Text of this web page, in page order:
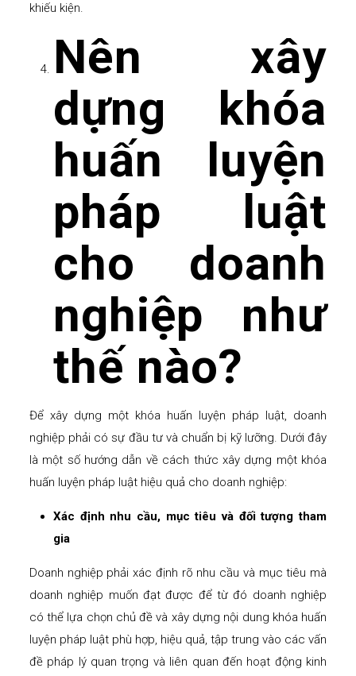
khiếu kiện.
Nên xây
dựng khóa
huấn luyện
pháp luật
cho doanh
nghiệp như
thế nào?
Để xây dựng một khóa huấn luyện pháp luật, doanh
nghiệp phải có sự đầu tư và chuẩn bị kỹ lưỡng. Dưới đây
là một số hướng dẫn về cách thức xây dựng một khóa
huấn luyện pháp luật hiệu quả cho doanh nghiệp:
Xác định nhu cầu, mục tiêu và đối tượng tham
gia
Doanh nghiệp phải xác định rõ nhu cầu và mục tiêu mà
doanh nghiệp muốn đạt được để từ đó doanh nghiệp
có thể lựa chọn chủ đề và xây dựng nội dung khóa huấn
luyện pháp luật phù hợp, hiệu quả, tập trung vào các vấn
đề pháp lý quan trọng và liên quan đến hoạt động kinh